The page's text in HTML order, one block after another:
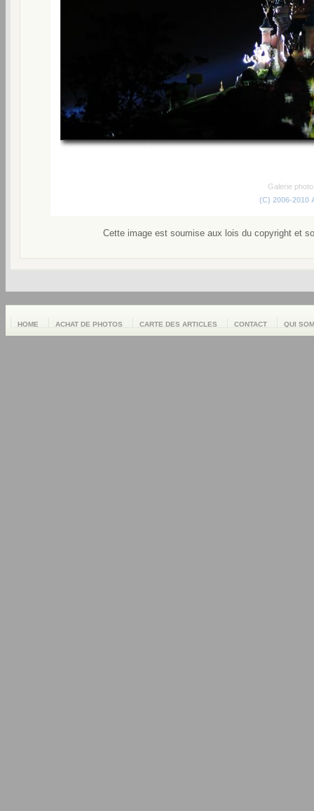
Galerie
(C) 2006-2010
Cette image est soumise aux lois du copyright et
HOME ACHAT DE PHOTOS CARTE DES ARTICLES CONTACT QUI